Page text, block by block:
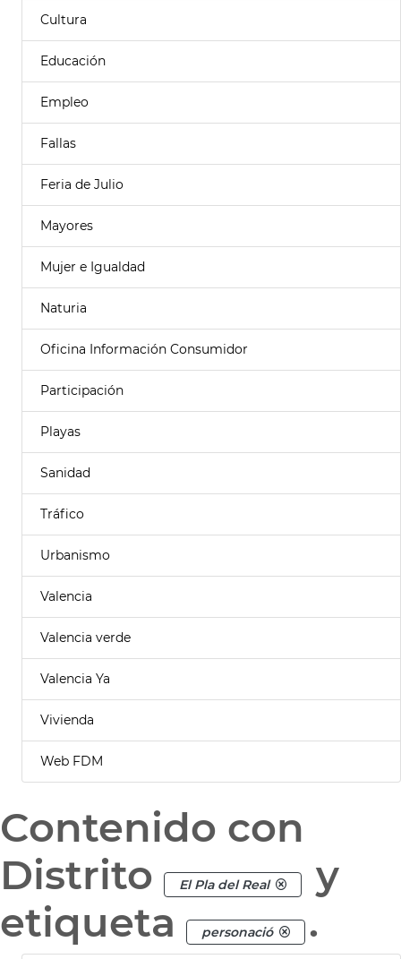
Cultura
Educación
Empleo
Fallas
Feria de Julio
Mayores
Mujer e Igualdad
Naturia
Oficina Información Consumidor
Participación
Playas
Sanidad
Tráfico
Urbanismo
Valencia
Valencia verde
Valencia Ya
Vivienda
Web FDM
Contenido con
Distrito
El Pla del Real
y
etiqueta
personació .